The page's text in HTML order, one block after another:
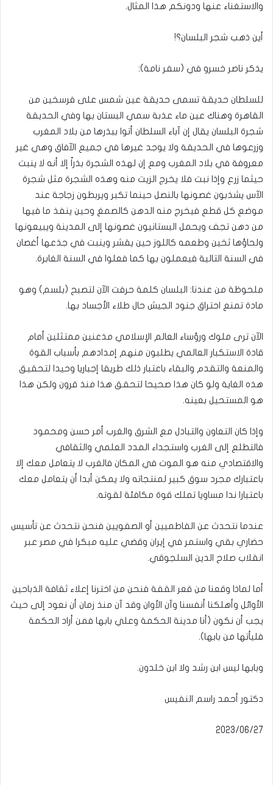
والاستغناء عنها ودونكم هذا المثال.
أين ذهب شجر البلسان؟!
يذكر ناصر خسرو في (سفر نامة):
للسلطان حديقة تسمى حديقة عين شمس على فرسخين من
القاهرة وهناك عين ماء عذبة سمي البستان بها وفي الحديقة
شجرة البلسان يقال إن آباء السلطان أتوا ببذرها من بلاد المغرب
وزرعوها في الحديقة ولا يوجد غيرها في جميع الآفاق وهي غير
معروفة في بلاد المغرب ومع إن لهذه الشجرة بذراً إلا أنه لا ينبت
حيثما زرع وإذا نبت فلا يخرج الزيت منه وهذه الشجرة مثل شجرة
الآس يشذبون غصونها بالنصل حينما تكبر ويربطون زجاجة عند
موضع كل قطع فيخرج منه الدهن كالصمغ وحين ينفذ ما فيها
من دهن تجف ويحمل البستانيون غصونها إلى المدينة ويبيعونها
ولحاؤها ثخين وطعمه كاللوز حين يقشر وينبت في جذعها أغصان
في السنة التالية فيعملون بها كما فعلوا في السنة الغابرة.
ملحوظة من عندنا: البلسان كلمة حرفت الآن لتصبح (بلسم) وهو
مادة تمنع احتراق جنود الجيش حال طلاء الأجساد بها.
الآن ترى ملوك ورؤساء العالم الإسلامي مذعنين ممتثلين أمام
قادة الاستكبار العالمي يطلبون منهم إمدادهم بأسباب القوة
والمنعة والتقدم والبقاء باعتبار ذلك طريقا إجباريا وحيدا لتحقيق
هذه الغاية ولو كان هذا صحيحا لتحقق هذا منذ قرون ولكن هذا
هو المستحيل بعينه.
وإذا كان التعاون والتبادل مع الشرق والغرب أمر حسن ومحمود
فالتطلع إلى الغرب واستجداء المدد العلمي والثقافي
والاقتصادي منه هو الموت في المكان فالغرب لا يتعامل معك إلا
باعتبارك مجرد سوق كبير لمنتجاته ولا يمكن أبدا أن يتعامل معك
باعتبارا ندا مساويا تملك قوة مكافئة لقوته.
عندما نتحدث عن الفاطميين أو الصفويين فنحن نتحدث عن تأسيس
حضاري بقي واستمر في إيران وقضي عليه مبكرا في مصر عبر
انقلاب صلاح الدين السلجوقي.
أما لماذا وقعنا من قعر القفة فنحن من اخترنا إعلاء ثقافة الذباحين
الأوائل وأهلكنا أنفسنا وآن الأوان وقد آن منذ زمان أن نعود إلى حيث
يجب أن نكون (أنا مدينة الحكمة وعلي بابها فمن أراد الحكمة
فليأتها من بابها).
وبابها ليس ابن رشد ولا ابن خلدون.
دكتور أحمد راسم النفيس